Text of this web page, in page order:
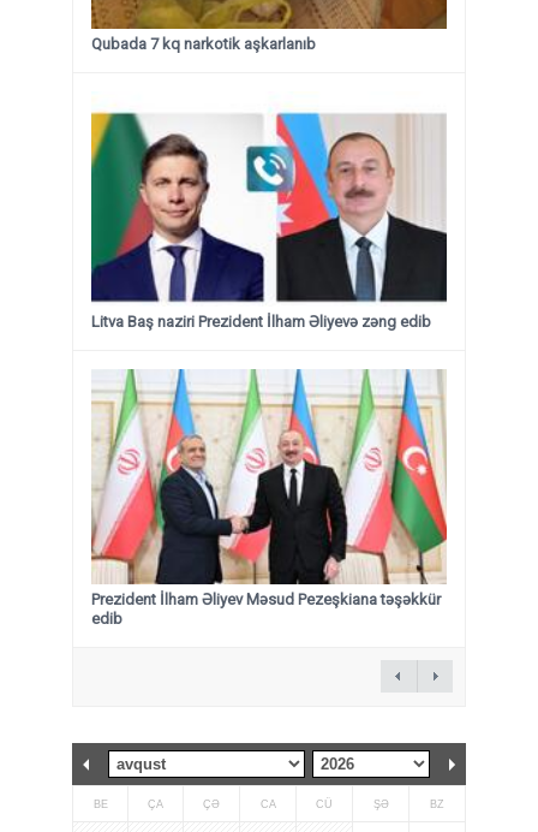
Qubada 7 kq narkotik aşkarlanıb
Litva Baş naziri Prezident İlham Əliyevə zəng edib
Prezident İlham Əliyev Məsud Pezeşkiana təşəkkür
edib
BE ÇA ÇƏ CA CÜ ŞƏ BZ